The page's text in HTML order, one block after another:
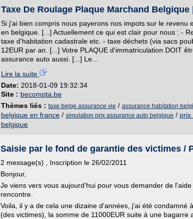
Taxe De Roulage Plaque Marchand Belgique
Si j'ai bien compris nous payerons nos impots sur le revenu
en belgique. [...] Actuellement ce qui est clair pour nous : -
taxe d'habitation cadastrale etc. - taxe déchets (via sacs
12EUR par an. [...] Votre PLAQUE d'immatriculation DOIT
assurance auto aussi. [...] Le...
Lire la suite
Date: 2018-01-09 19:32:34
Site : becompta.be
Thèmes liés : taxe belge assurance vie / assurance habitation
belgique en france / simulation prix assurance auto belgique / prix
belgique
Saisie par le fond de garantie des victimes /
2 message(s) , Inscription le 26/02/2011
Bonjour,
Je viens vers vous aujourd'hui pour vous demander de
rencontre.
Voila, il y a de cela une dizaine d'années, j'ai été condamné
(des victimes), la somme de 11000EUR suite à une bagarre